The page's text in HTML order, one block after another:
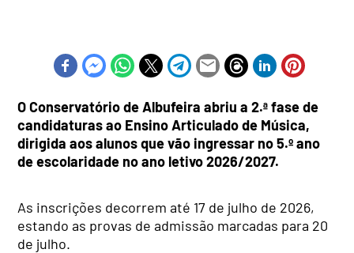
O Conservatório de Albufeira abriu a 2.ª fase de
candidaturas ao Ensino Articulado de Música,
dirigida aos alunos que vão ingressar no 5.º ano
de escolaridade no ano letivo 2026/2027.
As inscrições decorrem até 17 de julho de 2026,
estando as provas de admissão marcadas para 20
de julho.